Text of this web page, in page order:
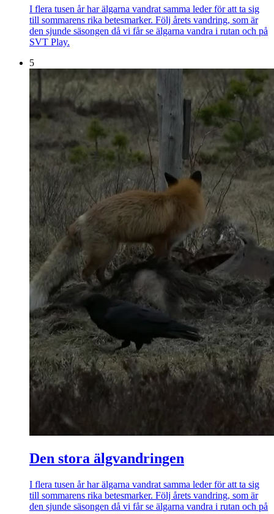
I flera tusen år har älgarna vandrat samma leder för att ta sig
till sommarens rika betesmarker. Följ årets vandring, som är
den sjunde säsongen då vi får se älgarna vandra i rutan och på
SVT Play.
5
Den stora älgvandringen
I flera tusen år har älgarna vandrat samma leder för att ta sig
till sommarens rika betesmarker. Följ årets vandring, som är
den sjunde säsongen då vi får se älgarna vandra i rutan och på